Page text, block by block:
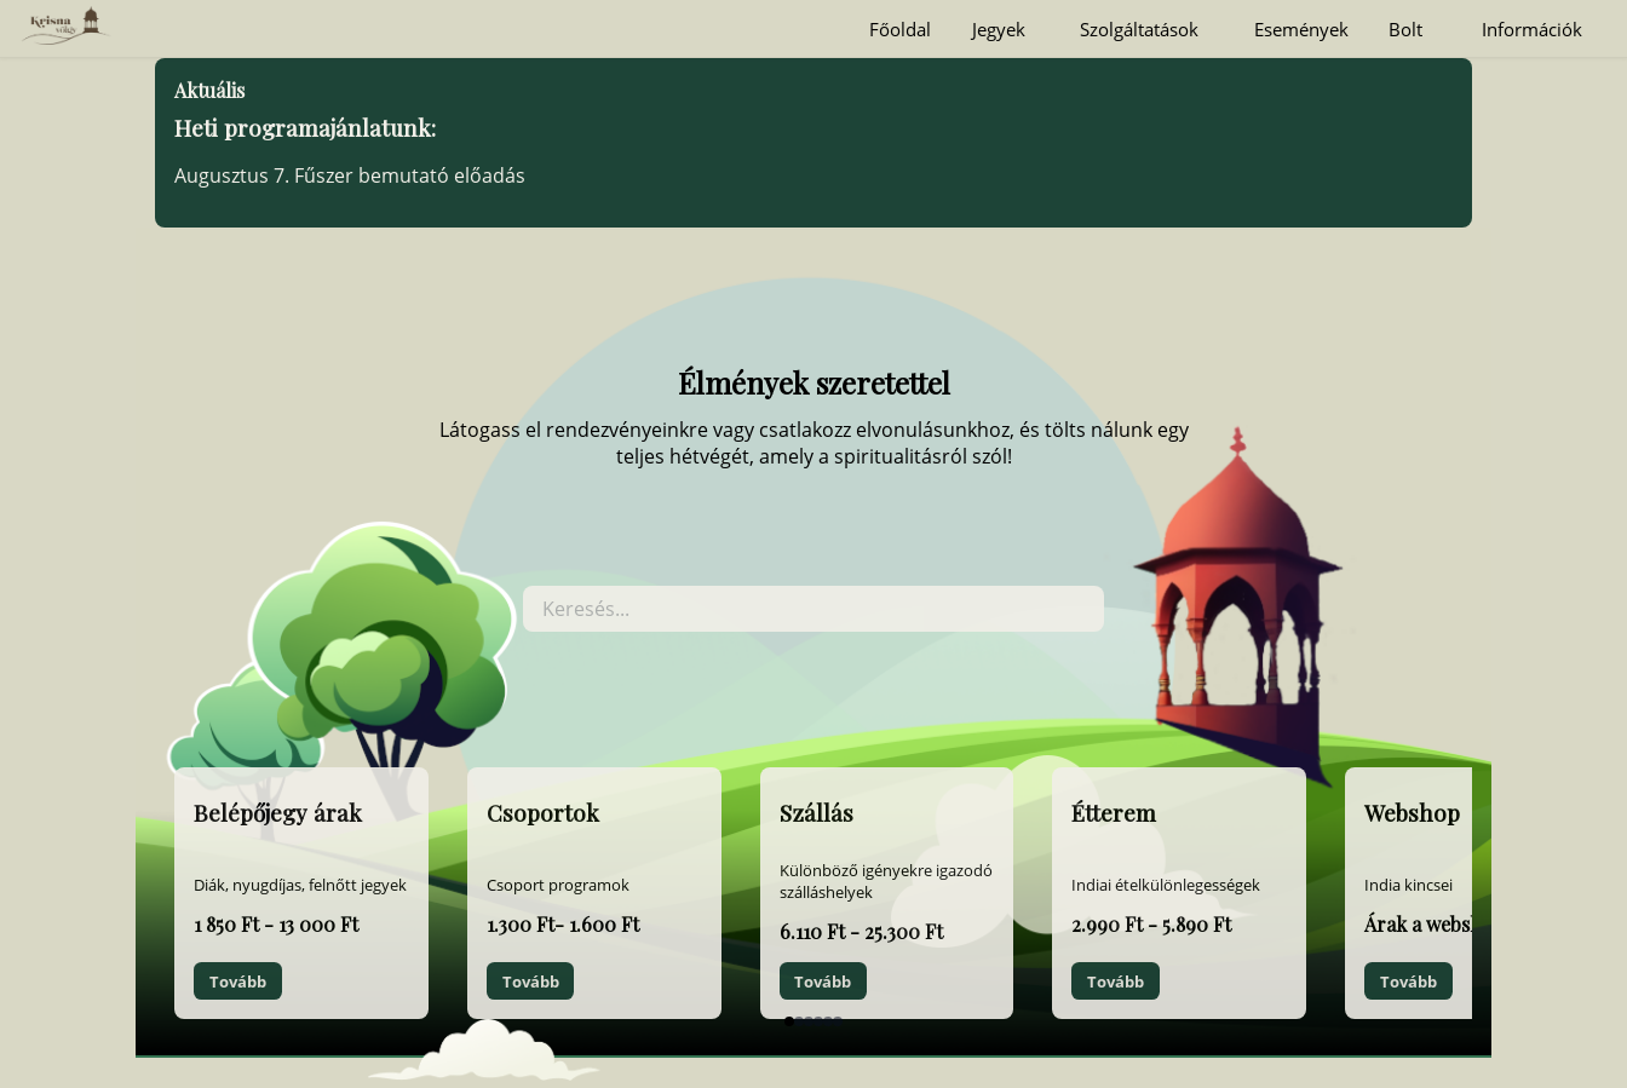
Főoldal Jegyek Szolgáltatások Események Bolt Információk
Aktuális
Heti programajánlatunk:
Augusztus 7. Fűszer bemutató előadás
Élmények szeretettel
Látogass el rendezvényeinkre vagy csatlakozz elvonulásunkhoz, és tölts nálunk egy
teljes hétvégét, amely a spiritualitásról szól!
Belépőjegy árak
Diák, nyugdíjas, felnőtt jegyek
1 850 Ft - 13 000 Ft
Tovább
Csoportok
Csoport programok
1.300 Ft- 1.600 Ft
Tovább
Szállás
Különböző igényekre igazodó
szálláshelyek
6.110 Ft - 25.300 Ft
Tovább
Étterem
Indiai ételkülönlegességek
2.990 Ft - 5.890 Ft
Tovább
Webshop
India kincsei
Árak a webshopban
Tovább
Item